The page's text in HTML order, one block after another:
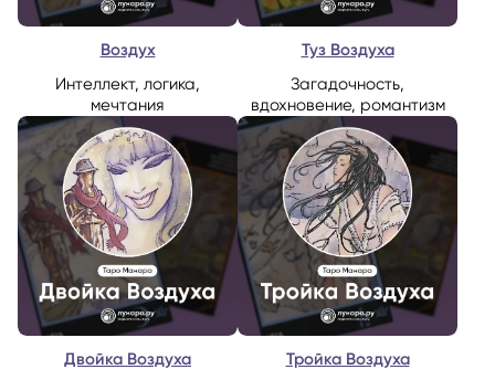
Воздух
Интеллект, логика,
мечтания
Туз Воздуха
Загадочность,
вдохновение, романтизм
Двойка Воздуха
Тройка Воздуха